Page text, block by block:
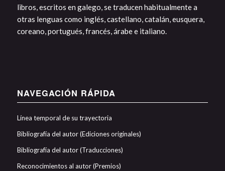
libros, escritos en galego, se traducen habitualmente a
otras lenguas como inglés, castellano, catalán, eusquera,
coreano, portugués, francés, árabe e italiano.
NAVEGACIÓN RÁPIDA
Línea temporal de su trayectoria
Bibliografía del autor (Ediciones originales)
Bibliografía del autor (Traducciones)
Reconocimientos al autor (Premios)